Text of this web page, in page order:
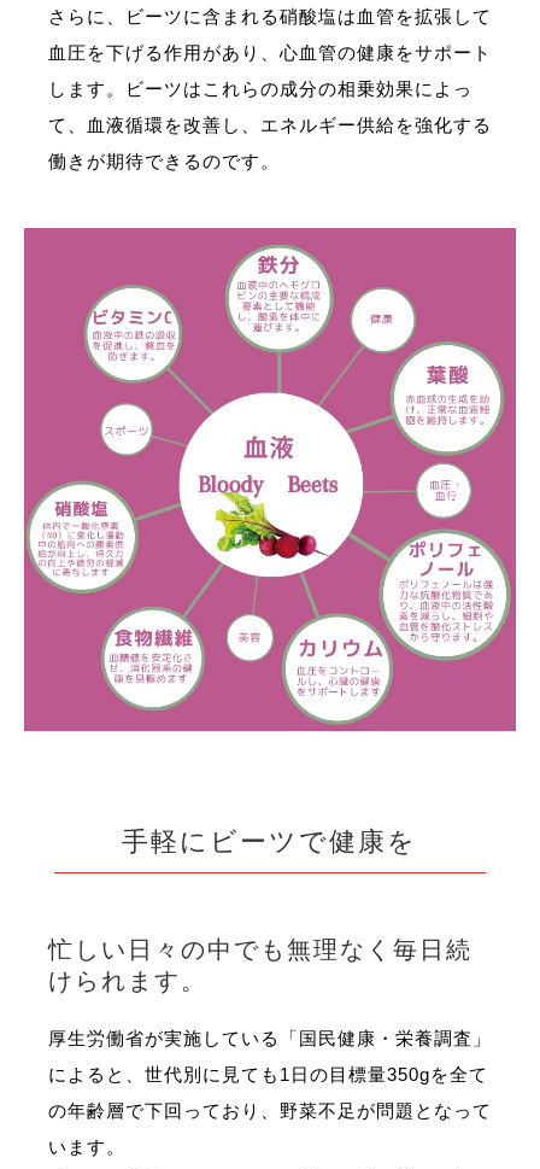
さらに、ビーツに含まれる硝酸塩は血管を拡張して
血圧を下げる作用があり、心血管の健康をサポート
します。ビーツはこれらの成分の相乗効果によっ
て、血液循環を改善し、エネルギー供給を強化する
働きが期待できるのです。
手軽にビーツで健康を
忙しい日々の中でも無理なく毎日続
けられます。
厚生労働省が実施している「国民健康・栄養調査」
によると、世代別に見ても1日の目標量350gを全て
の年齢層で下回っており、野菜不足が問題となって
います。